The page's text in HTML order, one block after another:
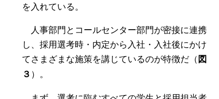
を入れている。
人事部門とコールセンター部門が密接に連携
し、採用選考時・内定から入社・入社後にかけ
てさまざまな施策を講じているのが特徴だ（図
３ ）。